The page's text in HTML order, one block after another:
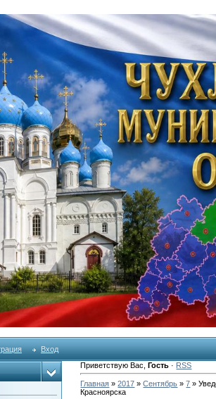
Вход
Приветствую Вас ,Гость · RSS
Главная »2017 » Сентябрь » 7 »
Красноярска